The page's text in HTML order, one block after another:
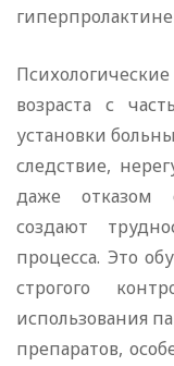
возраста с
установки
следствие,
даже отказом
создают
процесса. Это
строгого
использования
препаратов,